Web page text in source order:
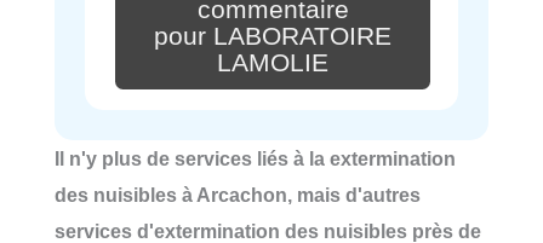
commentaire
pour LABORATOIRE
LAMOLIE
Il n'y plus de services liés à la extermination
des nuisibles à Arcachon, mais d'autres
services d'extermination des nuisibles près de